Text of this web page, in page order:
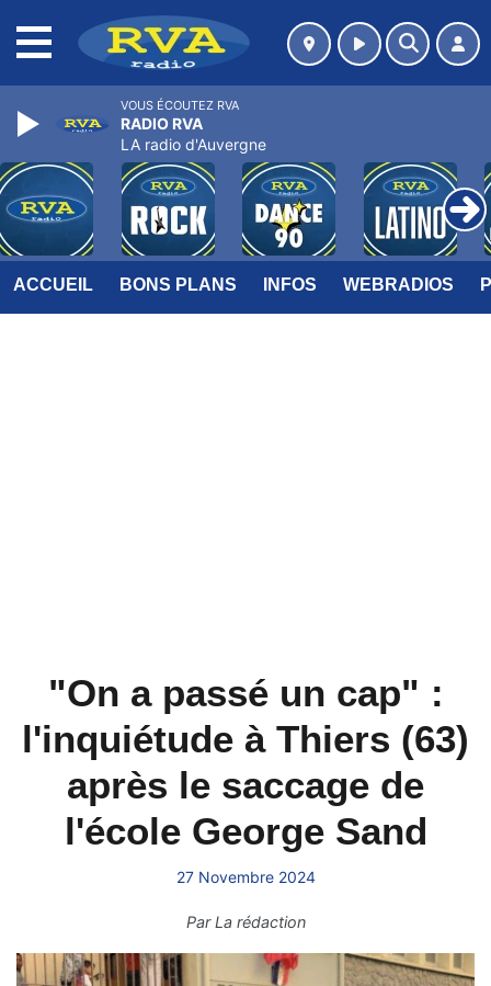
ACCUEIL BONS PLANS INFOS WEBRADIOS
"On a passé un cap" :
l'inquiétude à Thiers (63)
après le saccage de
l'école George Sand
27 Novembre 2024
ParLa rédaction
VOUS ÉCOUTEZ RVA
RADIO RVA
LA radio d'Auvergne